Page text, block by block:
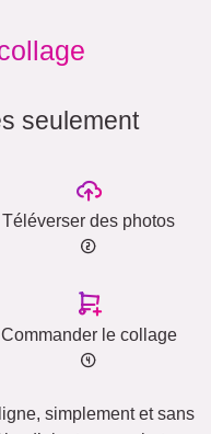
seulement
Téléverser des photos
Commander le collage
simplement et sans